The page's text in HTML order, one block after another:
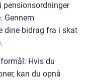
pensionsordninger
Gennem
dine bidrag fra i skat
Hvis du
kan du opnå